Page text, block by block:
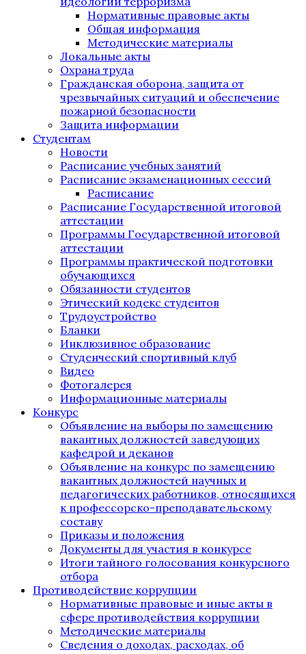
Нормативные правовые акты
Общая информация
Методические материалы
Локальные акты
Охрана труда
Гражданская оборона, защита от
чрезвычайных ситуаций и обеспечение
пожарной безопасности
Защита информации
Студентам
Новости
Расписание учебных занятий
Расписание экзаменационных сессий
Расписание
Расписание Государственной итоговой
аттестации
Программы Государственной итоговой
аттестации
Программы практической подготовки
обучающихся
Обязанности студентов
Этический кодекс студентов
Трудоустройство
Бланки
Инклюзивное образование
Студенческий спортивный клуб
Видео
Фотогалерея
Информационные материалы
Конкурс
Объявление на выборы по замещению
вакантных должностей заведующих
кафедрой и деканов
Объявление на конкурс по замещению
вакантных должностей научных и
педагогических работников, относящихся
к профессорско-преподавательскому
составу
Приказы и положения
Документы для участия в конкурсе
Итоги тайного голосования конкурсного
отбора
Противодействие коррупции
Нормативные правовые и иные акты в
сфере противодействия коррупции
Методические материалы
Сведения о доходах, расходах, об